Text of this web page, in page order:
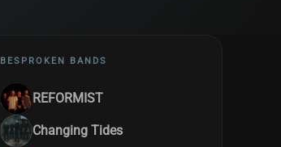
BESPROKEN BANDS
REFORMIST
Changing Tides